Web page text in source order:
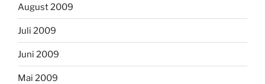
August 2009
Juli 2009
Juni 2009
Mai 2009